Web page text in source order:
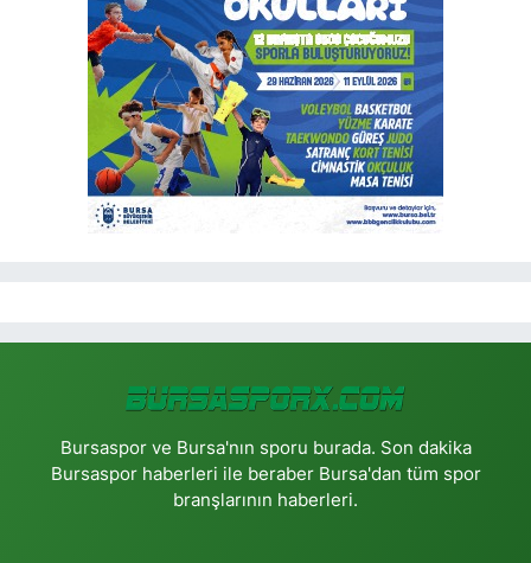
Bursaspor ve Bursa'nın sporu burada. Son dakika
Bursaspor haberleri ile beraber Bursa'dan tüm spor
branşlarının haberleri.